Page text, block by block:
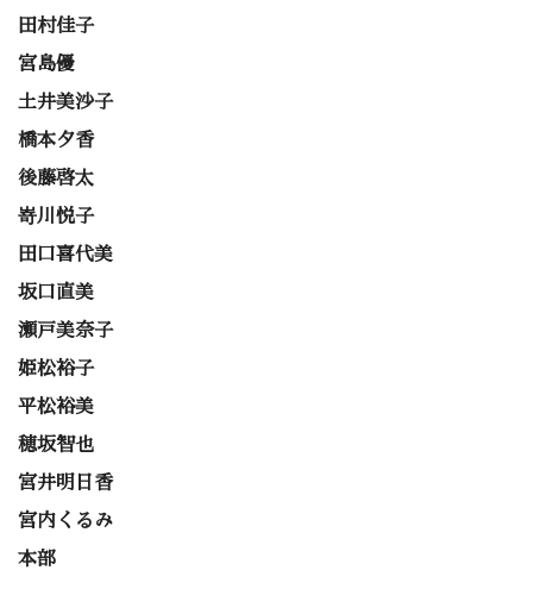
田村佳子
宮島優
土井美沙子
橋本夕香
後藤啓太
嵜川悦子
田口喜代美
坂口直美
瀬戸美奈子
姫松裕子
平松裕美
穂坂智也
宮井明日香
宮内くるみ
本部